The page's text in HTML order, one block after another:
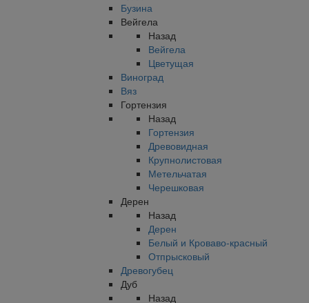
Бузина
Вейгела
Назад
Вейгела
Цветущая
Виноград
Вяз
Гортензия
Назад
Гортензия
Древовидная
Крупнолистовая
Метельчатая
Черешковая
Дерен
Назад
Дерен
Белый и Кроваво-красный
Отпрысковый
Древогубец
Дуб
Назад